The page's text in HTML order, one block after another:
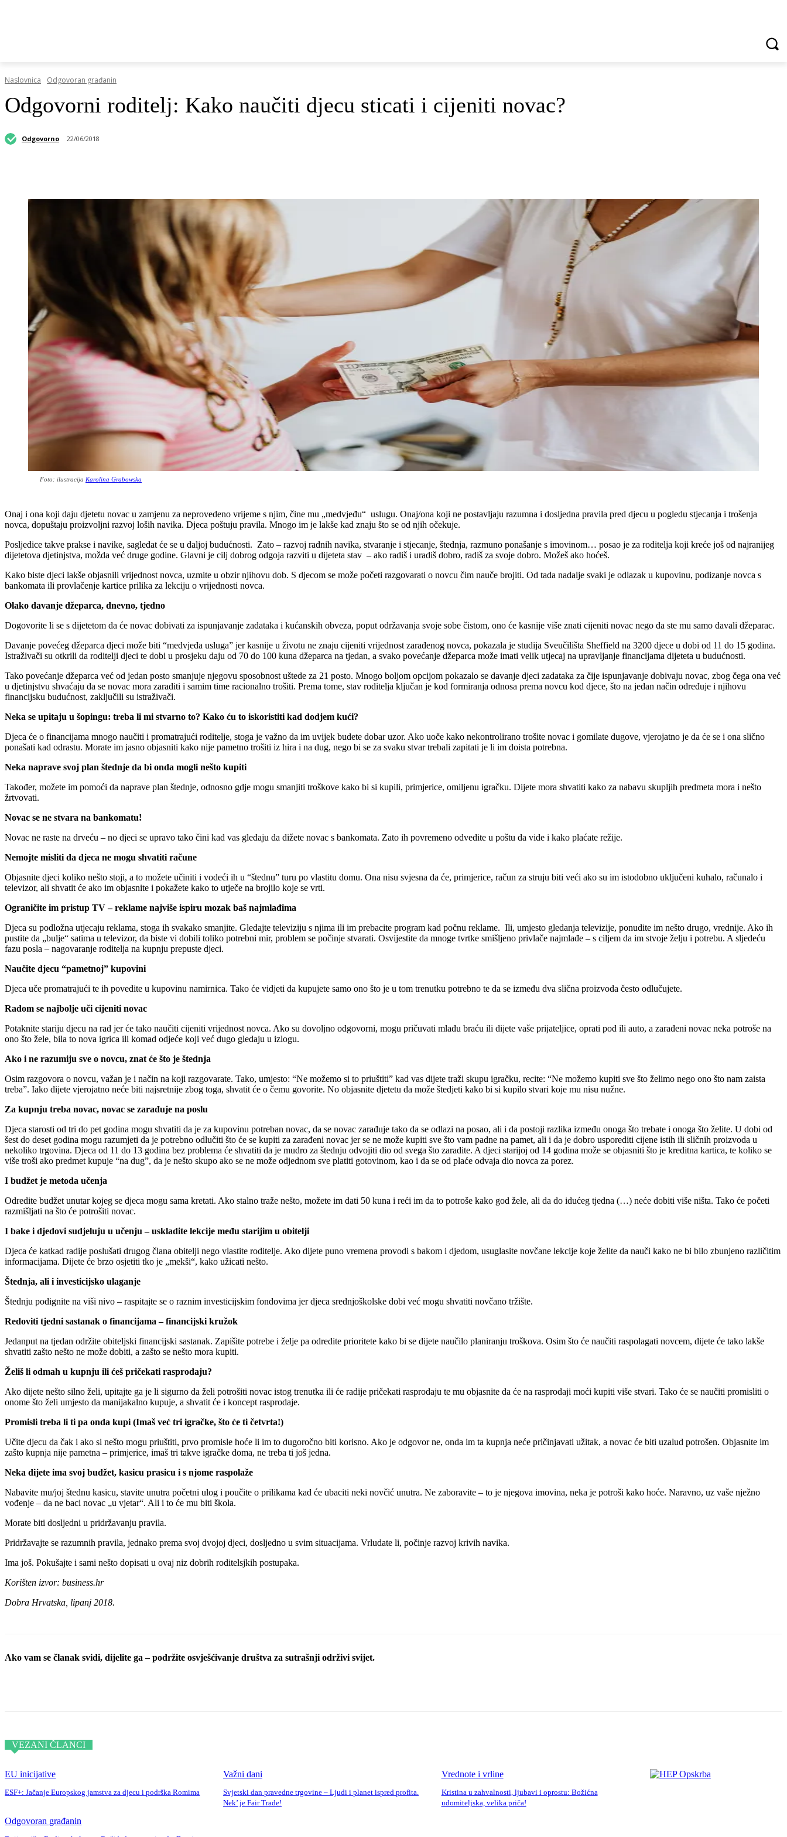
Naslovnica Odgovoran građanin
Odgovorni roditelj: Kako naučiti djecu sticati i cijeniti novac?
Odgovorno 22/06/2018
Foto: ilustracija Karolina Grabowska
Onaj i ona koji daju djetetu novac u zamjenu za neprovedeno vrijeme s njim, čine mu „medvjeđu“ uslugu. Onaj/ona koji ne postavljaju razumna i dosljedna pravila pred djecu u pogledu stjecanja i trošenja
novca, dopuštaju proizvoljni razvoj loših navika. Djeca poštuju pravila. Mnogo im je lakše kad znaju što se od njih očekuje.
Posljedice takve prakse i navike, sagledat će se u daljoj budućnosti. Zato – razvoj radnih navika, stvaranje i stjecanje, štednja, razmuno ponašanje s imovinom… posao je za roditelja koji kreće još od najranijeg
dijetetova djetinjstva, možda već druge godine. Glavni je cilj dobrog odgoja razviti u dijeteta stav – ako radiš i uradiš dobro, radiš za svoje dobro. Možeš ako hoćeš.
Kako biste djeci lakše objasnili vrijednost novca, uzmite u obzir njihovu dob. S djecom se može početi razgovarati o novcu čim nauče brojiti. Od tada nadalje svaki je odlazak u kupovinu, podizanje novca s
bankomata ili provlačenje kartice prilika za lekciju o vrijednosti novca.
Olako davanje džeparca, dnevno, tjedno
Dogovorite li se s dijetetom da će novac dobivati za ispunjavanje zadataka i kućanskih obveza, poput održavanja svoje sobe čistom, ono će kasnije više znati cijeniti novac nego da ste mu samo davali džeparac.
Davanje povećeg džeparca djeci može biti “medvjeđa usluga” jer kasnije u životu ne znaju cijeniti vrijednost zarađenog novca, pokazala je studija Sveučilišta Sheffield na 3200 djece u dobi od 11 do 15 godina.
Istraživači su otkrili da roditelji djeci te dobi u prosjeku daju od 70 do 100 kuna džeparca na tjedan, a svako povećanje džeparca može imati velik utjecaj na upravljanje financijama dijeteta u budućnosti.
Tako povećanje džeparca već od jedan posto smanjuje njegovu sposobnost uštede za 21 posto. Mnogo boljom opcijom pokazalo se davanje djeci zadataka za čije ispunjavanje dobivaju novac, zbog čega ona već
u djetinjstvu shvaćaju da se novac mora zaraditi i samim time racionalno trošiti. Prema tome, stav roditelja ključan je kod formiranja odnosa prema novcu kod djece, što na jedan način određuje i njihovu
financijsku budućnost, zaključili su istraživači.
Neka se upitaju u šopingu: treba li mi stvarno to? Kako ću to iskoristiti kad dodjem kući?
Djeca će o financijama mnogo naučiti i promatrajući roditelje, stoga je važno da im uvijek budete dobar uzor. Ako uoče kako nekontrolirano trošite novac i gomilate dugove, vjerojatno je da će se i ona slično
ponašati kad odrastu. Morate im jasno objasniti kako nije pametno trošiti iz hira i na dug, nego bi se za svaku stvar trebali zapitati je li im doista potrebna.
Neka naprave svoj plan štednje da bi onda mogli nešto kupiti
Također, možete im pomoći da naprave plan štednje, odnosno gdje mogu smanjiti troškove kako bi si kupili, primjerice, omiljenu igračku. Dijete mora shvatiti kako za nabavu skupljih predmeta mora i nešto
žrtvovati.
Novac se ne stvara na bankomatu!
Novac ne raste na drveću – no djeci se upravo tako čini kad vas gledaju da dižete novac s bankomata. Zato ih povremeno odvedite u poštu da vide i kako plaćate režije.
Nemojte misliti da djeca ne mogu shvatiti račune
Objasnite djeci koliko nešto stoji, a to možete učiniti i vodeći ih u “štednu” turu po vlastitu domu. Ona nisu svjesna da će, primjerice, račun za struju biti veći ako su im istodobno uključeni kuhalo, računalo i
televizor, ali shvatit će ako im objasnite i pokažete kako to utječe na brojilo koje se vrti.
Ograničite im pristup TV – reklame najviše ispiru mozak baš najmlađima
Djeca su podložna utjecaju reklama, stoga ih svakako smanjite. Gledajte televiziju s njima ili im prebacite program kad počnu reklame. Ili, umjesto gledanja televizije, ponudite im nešto drugo, vrednije. Ako ih
pustite da „bulje“ satima u televizor, da biste vi dobili toliko potrebni mir, problem se počinje stvarati. Osvijestite da mnoge tvrtke smišljeno privlače najmlađe – s ciljem da im stvoje želju i potrebu. A sljedeću
fazu posla – nagovaranje roditelja na kupnju prepuste djeci.
Naučite djecu “pametnoj” kupovini
Djeca uče promatrajući te ih povedite u kupovinu namirnica. Tako će vidjeti da kupujete samo ono što je u tom trenutku potrebno te da se između dva slična proizvoda često odlučujete.
Radom se najbolje uči cijeniti novac
Potaknite stariju djecu na rad jer će tako naučiti cijeniti vrijednost novca. Ako su dovoljno odgovorni, mogu pričuvati mlađu braću ili dijete vaše prijateljice, oprati pod ili auto, a zarađeni novac neka potroše na
ono što žele, bila to nova igrica ili komad odjeće koji već dugo gledaju u izlogu.
Ako i ne razumiju sve o novcu, znat će što je štednja
Osim razgovora o novcu, važan je i način na koji razgovarate. Tako, umjesto: “Ne možemo si to priuštiti” kad vas dijete traži skupu igračku, recite: “Ne možemo kupiti sve što želimo nego ono što nam zaista
treba”. Iako dijete vjerojatno neće biti najsretnije zbog toga, shvatit će o čemu govorite. No objasnite djetetu da može štedjeti kako bi si kupilo stvari koje mu nisu nužne.
Za kupnju treba novac, novac se zarađuje na poslu
Djeca starosti od tri do pet godina mogu shvatiti da je za kupovinu potreban novac, da se novac zarađuje tako da se odlazi na posao, ali i da postoji razlika između onoga što trebate i onoga što želite. U dobi od
šest do deset godina mogu razumjeti da je potrebno odlučiti što će se kupiti za zarađeni novac jer se ne može kupiti sve što vam padne na pamet, ali i da je dobro usporediti cijene istih ili sličnih proizvoda u
nekoliko trgovina. Djeca od 11 do 13 godina bez problema će shvatiti da je mudro za štednju odvojiti dio od svega što zaradite. A djeci starijoj od 14 godina može se objasniti što je kreditna kartica, te koliko se
više troši ako predmet kupuje “na dug”, da je nešto skupo ako se ne može odjednom sve platiti gotovinom, kao i da se od plaće odvaja dio novca za porez.
I budžet je metoda učenja
Odredite budžet unutar kojeg se djeca mogu sama kretati. Ako stalno traže nešto, možete im dati 50 kuna i reći im da to potroše kako god žele, ali da do idućeg tjedna (…) neće dobiti više ništa. Tako će početi
razmišljati na što će potrošiti novac.
I bake i djedovi sudjeluju u učenju – uskladite lekcije među starijim u obitelji
Djeca će katkad radije poslušati drugog člana obitelji nego vlastite roditelje. Ako dijete puno vremena provodi s bakom i djedom, usuglasite novčane lekcije koje želite da nauči kako ne bi bilo zbunjeno različitim
informacijama. Dijete će brzo osjetiti tko je „mekši“, kako užicati nešto.
Štednja, ali i investicijsko ulaganje
Štednju podignite na viši nivo – raspitajte se o raznim investicijskim fondovima jer djeca srednjoškolske dobi već mogu shvatiti novčano tržište.
Redoviti tjedni sastanak o financijama – financijski kružok
Jedanput na tjedan održite obiteljski financijski sastanak. Zapišite potrebe i želje pa odredite prioritete kako bi se dijete naučilo planiranju troškova. Osim što će naučiti raspolagati novcem, dijete će tako lakše
shvatiti zašto nešto ne može dobiti, a zašto se nešto mora kupiti.
Želiš li odmah u kupnju ili ćeš pričekati rasprodaju?
Ako dijete nešto silno želi, upitajte ga je li sigurno da želi potrošiti novac istog trenutka ili će radije pričekati rasprodaju te mu objasnite da će na rasprodaji moći kupiti više stvari. Tako će se naučiti promisliti o
onome što želi umjesto da manijakalno kupuje, a shvatit će i koncept rasprodaje.
Promisli treba li ti pa onda kupi (Imaš već tri igračke, što će ti četvrta!)
Učite djecu da čak i ako si nešto mogu priuštiti, prvo promisle hoće li im to dugoročno biti korisno. Ako je odgovor ne, onda im ta kupnja neće pričinjavati užitak, a novac će biti uzalud potrošen. Objasnite im
zašto kupnja nije pametna – primjerice, imaš tri takve igračke doma, ne treba ti još jedna.
Neka dijete ima svoj budžet, kasicu prasicu i s njome raspolaže
Nabavite mu/joj štednu kasicu, stavite unutra početni ulog i poučite o prilikama kad će ubaciti neki novčić unutra. Ne zaboravite – to je njegova imovina, neka je potroši kako hoće. Naravno, uz vaše nježno
vođenje – da ne baci novac „u vjetar“. Ali i to će mu biti škola.
Morate biti dosljedni u pridržavanju pravila.
Pridržavajte se razumnih pravila, jednako prema svoj dvojoj djeci, dosljedno u svim situacijama. Vrludate li, počinje razvoj krivih navika.
Ima još. Pokušajte i sami nešto dopisati u ovaj niz dobrih roditelsjkih postupaka.
Korišten izvor: business.hr
Dobra Hrvatska, lipanj 2018.
Ako vam se članak svidi, dijelite ga – podržite osvješćivanje društva za sutrašnji održivi svijet.
VEZANI ČLANCI
EU inicijative
ESF+: Jačanje Europskog jamstva za djecu i podrška Romima
Važni dani
Svjetski dan pravedne trgovine – Ljudi i planet ispred profita.
Nek’ je Fair Trade!
Vrednote i vrline
Kristina u zahvalnosti, ljubavi i oprostu: Božićna
udomiteljska, velika priča!
Odgovoran građanin